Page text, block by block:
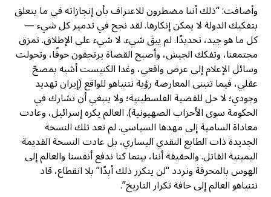
وأضافت: “ذلك أننا مضطرون للاعتراف بأن إنجازاته في ما يتعلق
بتفكيك الدولة لا يمكن إنكارها. لقد نجح في تدمير كل شيء —
كل ما هو جيد، تحديدًا. لم يبقَ شيء. لا شيء على الإطلاق. تمزق
مجتمعنا، وتفكك الجيش، وأصبح القضاة يرتجفون خوفًا، وتحولت
وسائل الإعلام إلى عرض واقعي، وغدا الكنيست أشبه بمصحّ
عقلي، فيما تتبنى المعارضة رؤية نتنياهو للواقع (إيران تهديد
وجودي؛ لا حل للقضية الفلسطينية؛ ولا ينبغي أن تشارك في
الحكومة سوى الأحزاب الصهيونية). العالم يكره إسرائيل، وعادت
معاداة السامية إلى مهدها السياسي. لم تعد تلك النسخة
الجديدة ذات الطابع النقدي اليساري، بل عادت النسخة القديمة
اليمينية القاتل. والحقيقة أننا، بينما كنا ندفع أنفسنا والعالم إلى
الهوس بالمحرقة ونردد “لن يتكرر ذلك أبدًا” بلا انقطاع، قاد
نتنياهو العالم إلى حافة تكرار التاريخ”.